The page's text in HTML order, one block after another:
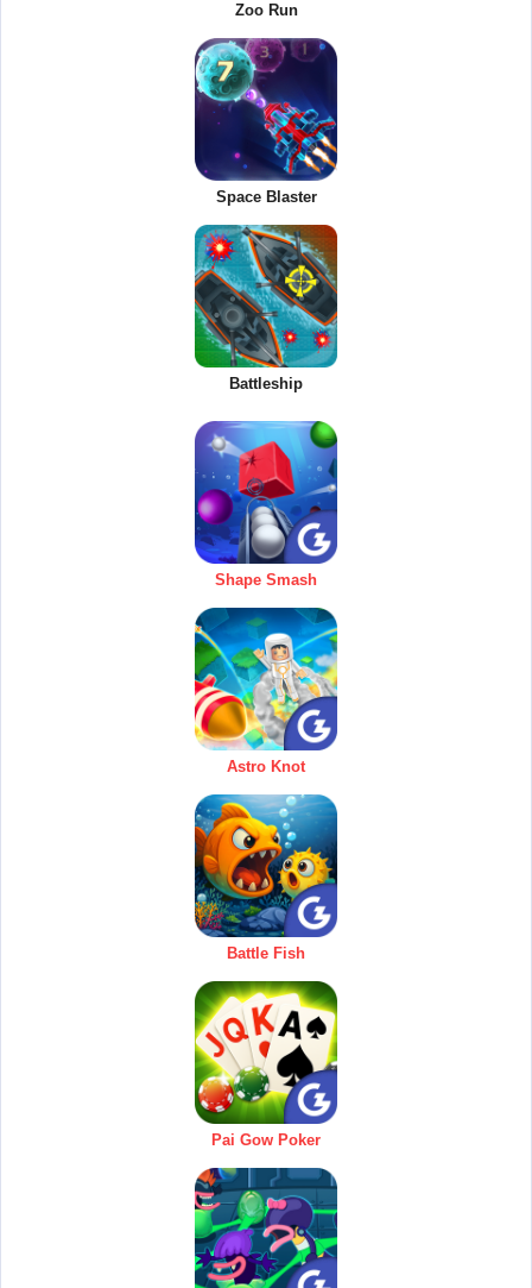
Zoo Run
Space Blaster
Battleship
Shape Smash
Astro Knot
Battle Fish
Pai Gow Poker